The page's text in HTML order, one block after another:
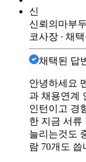
신
신뢰의마부
코사장 ∙ 채
채택된 답
안녕하세요
과 채용연계
인턴이고 경
한 지금 서류
늘리는것도
람 70개도